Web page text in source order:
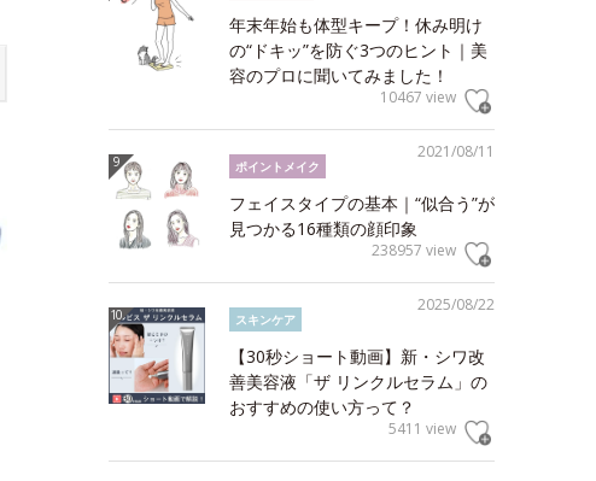
年末年始も体型キープ！休み明け
の“ドキッ”を防ぐ3つのヒント｜美
容のプロに聞いてみました！
10467 view
2021/08/11
ポイントメイク
フェイスタイプの基本｜“似合う”が
見つかる16種類の顔印象
238957 view
2025/08/22
スキンケア
【30秒ショート動画】新・シワ改
善美容液「ザ リンクルセラム」の
おすすめの使い方って？
5411 view